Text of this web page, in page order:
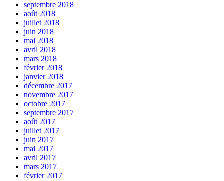
septembre 2018
août 2018
juillet 2018
juin 2018
mai 2018
avril 2018
mars 2018
février 2018
janvier 2018
décembre 2017
novembre 2017
octobre 2017
septembre 2017
août 2017
juillet 2017
juin 2017
mai 2017
avril 2017
mars 2017
février 2017